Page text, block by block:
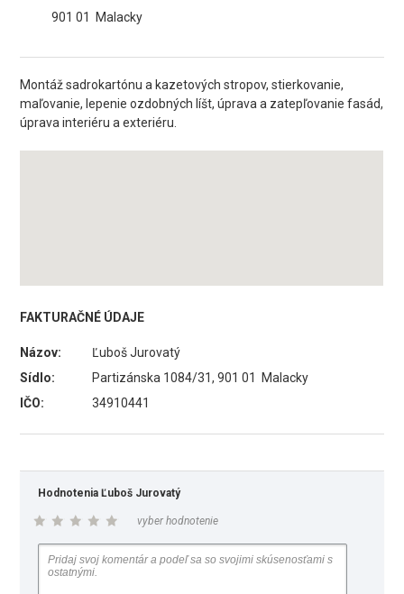
901 01
Malacky
Montáž sadrokartónu a kazetových stropov, stierkovanie,
maľovanie, lepenie ozdobných líšt, úprava a zatepľovanie fasád,
úprava interiéru a exteriéru.
FAKTURAČNÉ ÚDAJE
Názov:
Ľuboš Jurovatý
Sídlo:
Partizánska 1084/31, 901 01 Malacky
IČO:
34910441
Hodnotenia Ľuboš Jurovatý
vyber hodnotenie